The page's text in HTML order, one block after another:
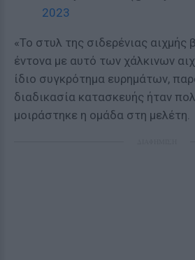
2023
«Το στυλ της σιδερένιας αιχμής
έντονα με αυτό των χάλκινων
ίδιο συγκρότημα ευρημάτων,
διαδικασία κατασκευής ήταν
μοιράστηκε η ομάδα στη μελέτη.